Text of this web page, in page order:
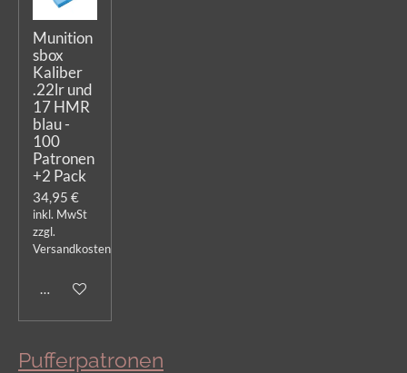
Munition
sbox
Kaliber
.22lr und
17 HMR
blau -
100
Patronen
+2 Pack
34,95 €
inkl. MwSt
zzgl.
Versandkosten
In den Warenkorb
Pufferpatronen